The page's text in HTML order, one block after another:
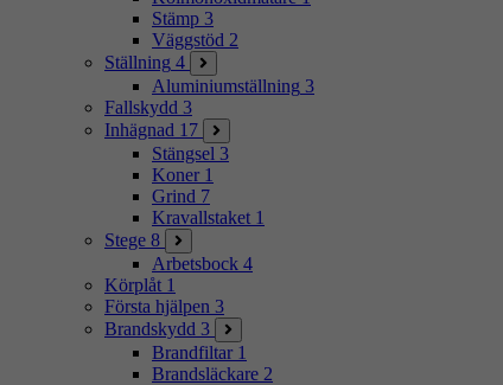
Stämp 3
Väggstöd 2
Ställning 4
Aluminiumställning 3
Fallskydd 3
Inhägnad 17
Stängsel 3
Koner 1
Grind 7
Kravallstaket 1
Stege 8
Arbetsbock 4
Körplåt 1
Första hjälpen 3
Brandskydd 3
Brandfiltar 1
Brandsläckare 2